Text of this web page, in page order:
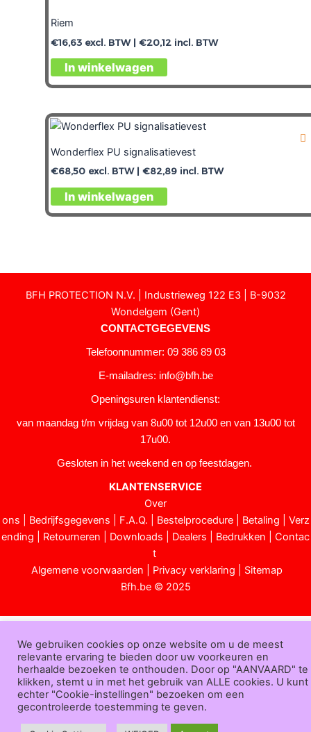
Riem
€16,63 excl. BTW | €20,12 incl. BTW
In winkelwagen
Wonderflex PU signalisatievest
€68,50 excl. BTW | €82,89 incl. BTW
In winkelwagen
BFH PROTECTION N.V. | Industrieweg 122 E3 | B-9032
Wondelgem (Gent)
CONTACTGEGEVENS
Telefoonnummer: 09 386 89 03
E-mailadres: info@bfh.be
Openingsuren klantendienst:
van maandag t/m vrijdag van 8u00 tot 12u00 en van 13u00 tot
17u00.
Gesloten in het weekend en op feestdagen.
KLANTENSERVICE
Over
ons
Bedrijfsgegevens F.A.Q. Bestelprocedure| Betaling
Verz
ending
Retourneren Downloads Dealers Bedrukken
Contac
t
Algemene voorwaarden
Privacy verklaring
Sitemap
Bfh.be © 2025
We gebruiken cookies op onze website om u de meest
relevante ervaring te bieden door uw voorkeuren en
herhaalde bezoeken te onthouden. Door op "AANVAARD" te
klikken, stemt u in met het gebruik van ALLE cookies. U kunt
echter "Cookie-instellingen" bezoeken om een
gecontroleerde toestemming te geven.